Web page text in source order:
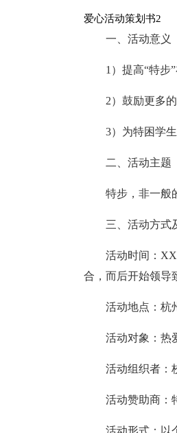
爱心活动策划书2
一、活动意义
1）提高“特步
2）鼓励更多
3）为特困学
二、活动主题
特步，非一般
三、活动方式
活动时间：
合，而后开始领导
活动地点：杭
活动对象：热
活动组织者：
活动赞助商：
活动形式：以